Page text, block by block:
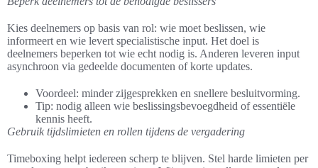
Kies deelnemers op basis van rol: wie moet beslissen, wie
informeert en wie levert specialistische input. Het doel is
deelnemers beperken tot wie echt nodig is. Anderen leveren input
asynchroon via gedeelde documenten of korte updates.
Voordeel: minder zijgesprekken en snellere besluitvorming.
Tip: nodig alleen wie beslissingsbevoegdheid of essentiële
kennis heeft.
Gebruik tijdslimieten en rollen tijdens de vergadering
Timeboxing helpt iedereen scherp te blijven. Stel harde limieten per